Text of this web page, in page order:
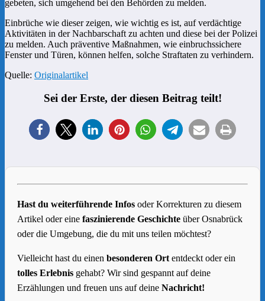
gebeten, sich umgehend bei den Behörden zu melden.
Einbrüche wie dieser zeigen, wie wichtig es ist, auf verdächtige
Aktivitäten in der Nachbarschaft zu achten und diese bei der Polizei
zu melden. Auch präventive Maßnahmen, wie einbruchssichere
Fenster und Türen, können helfen, solche Straftaten zu verhindern.
Quelle: Originalartikel
Sei der Erste, der diesen Beitrag teilt!
Hast du weiterführende Infos oder Korrekturen zu diesem
Artikel oder eine faszinierende Geschichte über Osnabrück
oder die Umgebung, die du mit uns teilen möchtest?
Vielleicht hast du einen besonderen Ort entdeckt oder ein
tolles Erlebnis gehabt? Wir sind gespannt auf deine
Erzählungen und freuen uns auf deine Nachricht!